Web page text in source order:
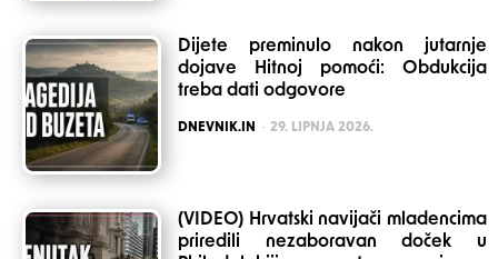
Dijete preminulo nakon jutarnje
dojave Hitnoj pomoći: Obdukcija
treba dati odgovore
POSTED
DNEVNIK.IN 29. LIPNJA 2026.
(VIDEO) Hrvatski navijači mladencima
priredili nezaboravan doček u